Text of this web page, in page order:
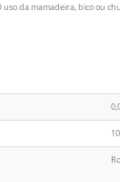
da mamadeira, bico ou